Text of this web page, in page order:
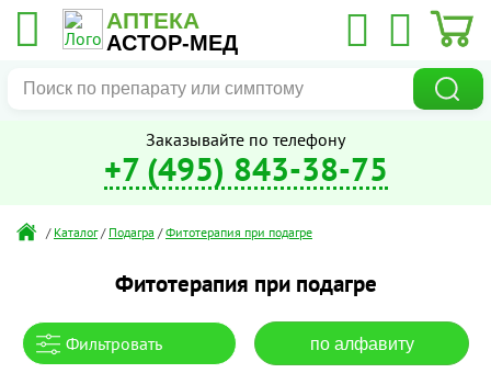
АПТЕКА
АСТОР-МЕД
Заказывайте по телефону
+7 (495) 843-38-75
/ Каталог / Подагра /Фитотерапия при подагре
Фитотерапия при подагре
Фильтровать по алфавиту